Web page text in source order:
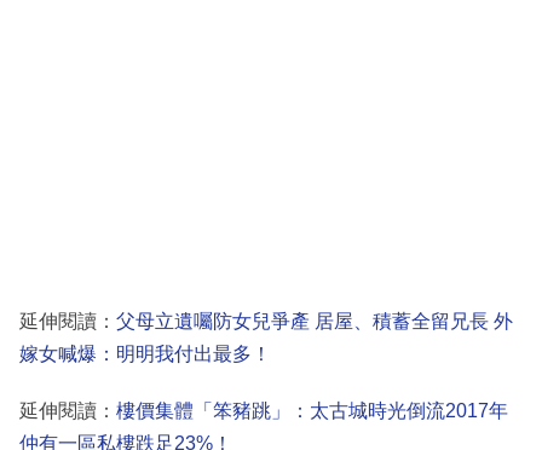
延伸閱讀： 父母立遺囑防女兒爭產 居屋、積蓄全留兄長 外
嫁女喊爆：明明我付出最多！
延伸閱讀： 樓價集體「笨豬跳」：太古城時光倒流2017年
仲有一區私樓跌足23%！